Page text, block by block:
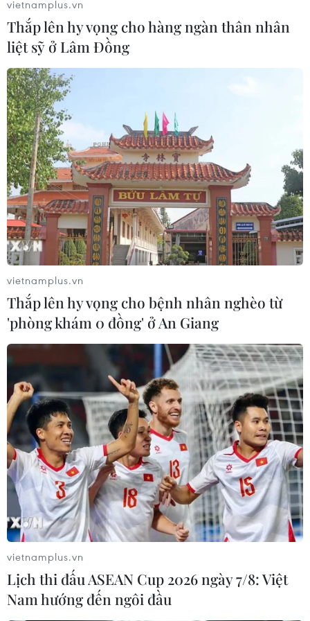
vietnamplus.vn
Thắp lên hy vọng cho hàng ngàn thân nhân
liệt sỹ ở Lâm Đồng
vietnamplus.vn
Thắp lên hy vọng cho bệnh nhân nghèo từ
'phòng khám 0 đồng' ở An Giang
vietnamplus.vn
Lịch thi đấu ASEAN Cup 2026 ngày 7/8: Việt
Nam hướng đến ngôi đầu